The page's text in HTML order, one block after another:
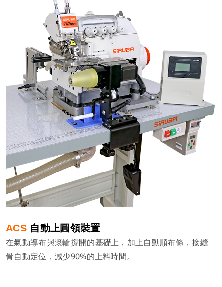
ACS 自動上圓領裝置
在氣動導布與滾輪撐開的基礎上，加上自動順布條，接縫
骨自動定位，減少90%的上料時間。